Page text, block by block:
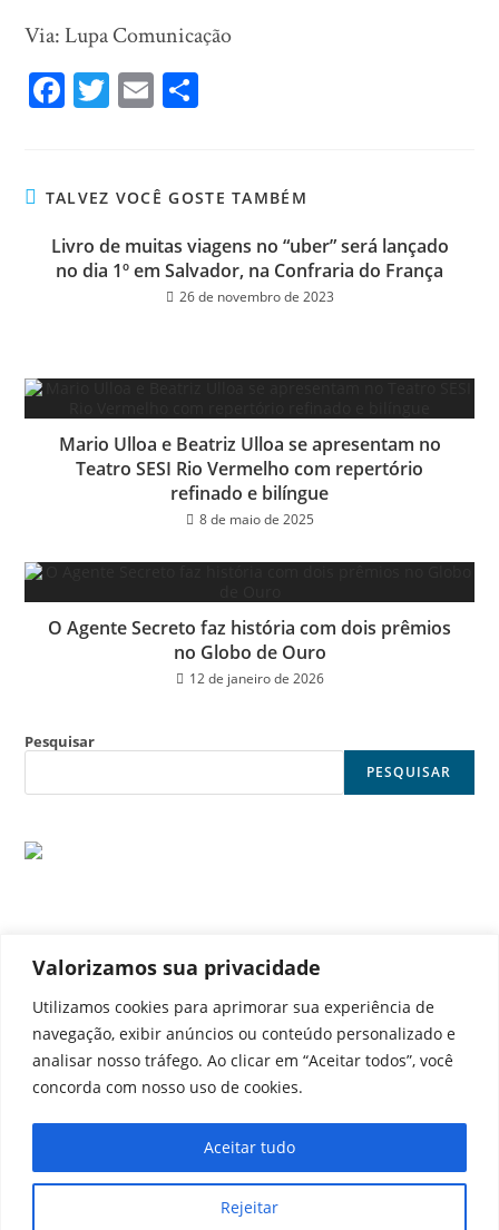
Valorizamos sua privacidade
Utilizamos cookies para aprimorar sua experiência de
navegação, exibir anúncios ou conteúdo personalizado e
analisar nosso tráfego. Ao clicar em “Aceitar todos”, você
concorda com nosso uso de cookies.
Rejeitar
Aceitar tudo
Via: Lupa Comunicação
Fa
ok
T
er
E
TALVEZ VOCÊ GOSTE TAMBÉM
Livro de muitas viagens no “uber” será lançado
no dia 1º em Salvador, na Confraria do França
26 de novembro de 2023
Mario Ulloa e Beatriz Ulloa se apresentam no
Teatro SESI Rio Vermelho com repertório
refinado e bilíngue
8 de maio de 2025
O Agente Secreto faz história com dois prêmios
no Globo de Ouro
12 de janeiro de 2026
Pesquisar
PESQUISAR
Política de cookies